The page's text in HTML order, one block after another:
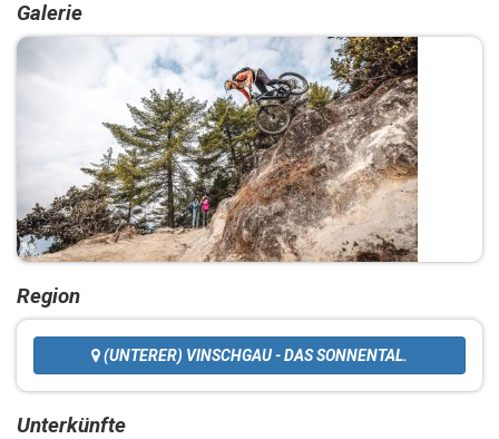
Galerie
Region
(UNTERER) VINSCHGAU - DAS SONNENTAL.
Unterkünfte